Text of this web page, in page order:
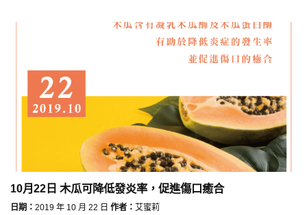
10月22日 木瓜可降低發炎率，促進傷口癒合
日期： 2019 年 10 月 22 日 作者： 艾蜜莉